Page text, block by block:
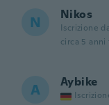
N Nikos
Iscrizione
circa 5 anni
A Aybike